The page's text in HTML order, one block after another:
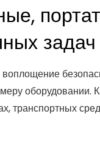
задач
оборудовании.
транспортных